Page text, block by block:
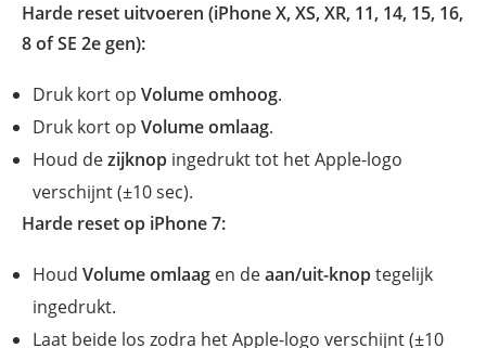
Harde reset uitvoeren (iPhone X, XS, XR, 11, 14, 15, 16,
8 of SE 2e gen):
Druk kort op Volume omhoog.
Druk kort op Volume omlaag.
Houd dezijknop ingedrukt tot het Apple-logo
verschijnt (±10 sec).
Harde reset op iPhone 7:
Houd Volume omlaag en deaan/uit-knoptegelijk
ingedrukt.
Laat beide los zodra het Apple-logo verschijnt (±10